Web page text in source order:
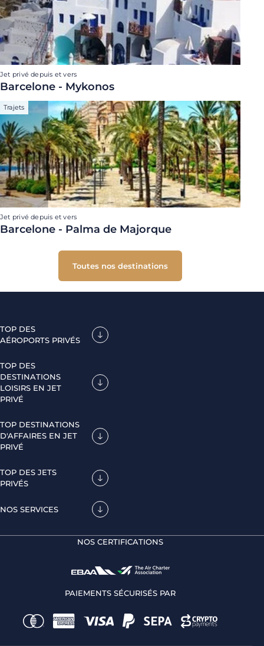
Jet privé depuis et vers
Barcelone - Mykonos
Trajets
Jet privé depuis et vers
Barcelone - Palma de Majorque
Toutes nos destinations
TOP DES
AÉROPORTS PRIVÉS
TOP DES
DESTINATIONS
LOISIRS EN JET
PRIVÉ
TOP DESTINATIONS
D'AFFAIRES EN JET
PRIVÉ
TOP DES JETS
PRIVÉS
NOS SERVICES
NOS CERTIFICATIONS
PAIEMENTS SÉCURISÉS PAR